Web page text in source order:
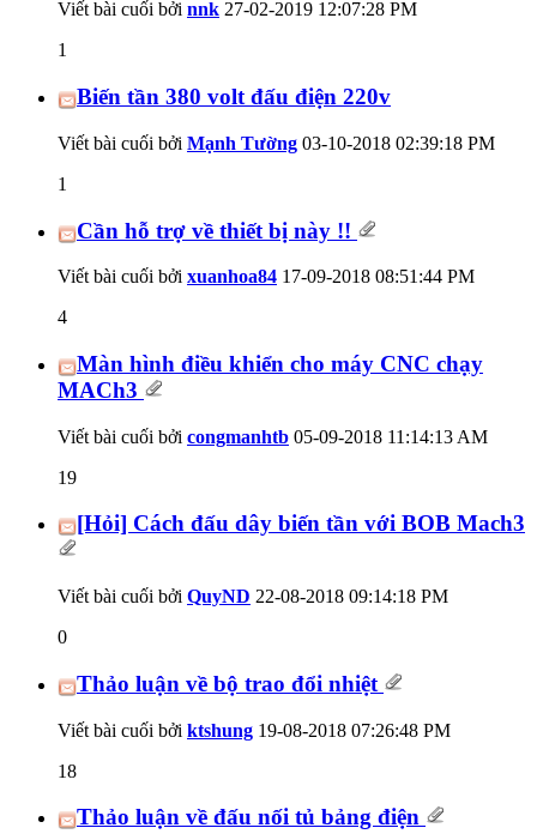
Viết bài cuối bởi nnk 27-02-2019 12:07:28 PM
1
Biến tần 380 volt đấu điện 220v
Viết bài cuối bởi Mạnh Tường 03-10-2018 02:39:18 PM
1
Cần hỗ trợ về thiết bị này !!
Viết bài cuối bởi xuanhoa84 17-09-2018 08:51:44 PM
4
Màn hình điều khiển cho máy CNC chạy
MACh3
Viết bài cuối bởi congmanhtb 05-09-2018 11:14:13 AM
19
[Hỏi] Cách đấu dây biến tần với BOB Mach3
Viết bài cuối bởi QuyND 22-08-2018 09:14:18 PM
0
Thảo luận về bộ trao đổi nhiệt
Viết bài cuối bởi ktshung 19-08-2018 07:26:48 PM
18
Thảo luận về đấu nối tủ bảng điện